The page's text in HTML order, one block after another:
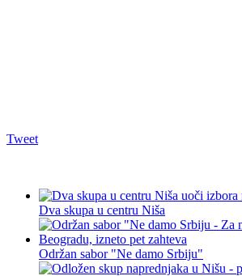
Tweet
Dva skupa u centru Niša
Održan sabor "Ne damo Srbiju"